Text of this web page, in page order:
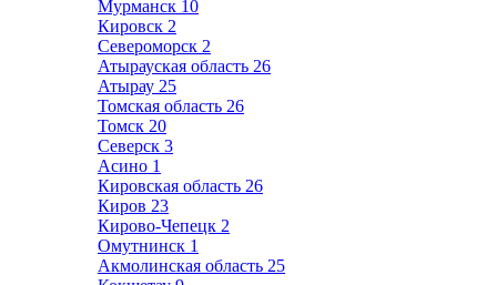
Мурманск 10
Кировск 2
Североморск 2
Атырауская область 26
Атырау 25
Томская область 26
Томск 20
Северск 3
Асино 1
Кировская область 26
Киров 23
Кирово-Чепецк 2
Омутнинск 1
Акмолинская область 25